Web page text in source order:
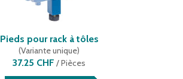
Pieds pour rack à tôles
(Variante unique)
37.25 CHF /Pièces